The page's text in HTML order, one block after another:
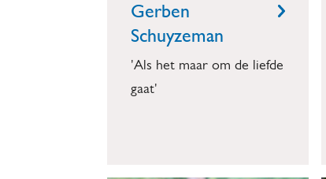
Gerben
Schuyzeman
'Als het maar om de liefde
gaat'